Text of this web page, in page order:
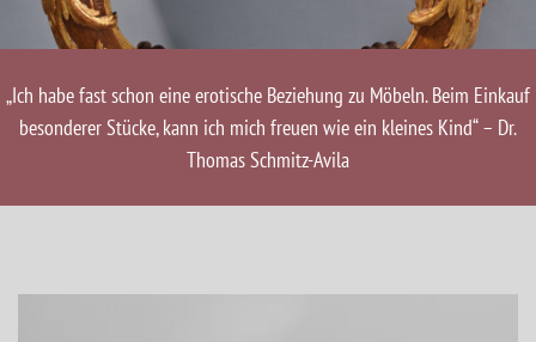
„Ich habe fast schon eine erotische Beziehung zu Möbeln. Beim Einkauf
besonderer Stücke, kann ich mich freuen wie ein kleines Kind“ – Dr.
Thomas Schmitz-Avila